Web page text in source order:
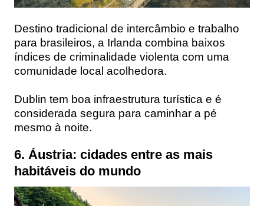
Destino tradicional de intercâmbio e trabalho
para brasileiros, a Irlanda combina baixos
índices de criminalidade violenta com uma
comunidade local acolhedora.
Dublin tem boa infraestrutura turística e é
considerada segura para caminhar a pé
mesmo à noite.
6. Áustria: cidades entre as mais
habitáveis do mundo